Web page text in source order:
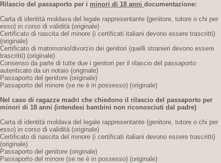
Rilascio del passaporto per i minori di 18 anni documentazione:
Carta di identità moldava del legale rappresentante (genitore, tutore o chi per
esso) in corso di validità (originale)
Certificato di nascita del minore (i certificati italiani devono essere trascritti)
(originale)
Certificato di matrimonio/divorzio dei genitori (quelli stranieri devono essere
trascritti) (originale)
Consenso da parte di tutte due i genitori per il rilascio del passaporto
autenticato da un notaio (originale)
Passaporto del genitore (originale)
Passaporto del minore (se ne è in possesso) (originale)
Nel caso di ragazze madri che chiedono il rilascio del passaporto per
minori di 18 anni (intendesi bambini non riconosciuti dal padre)
Carta di identità moldava del legale rappresentante (genitore, tutore o chi per
esso) in corso di validità (originale)
Certificato di nascita del minore (i certificati italiani devono essere trascritti)
(originale)
Passaporto del genitore (originale)
Passaporto del minore (se ne è in possesso) (originale)